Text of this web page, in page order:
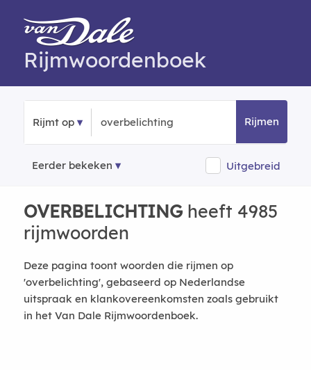
Rijmwoordenboek
Rijmt op Rijmen
Eerder bekeken Uitgebreid
OVERBELICHTINGheeft 4985
rijmwoorden
Deze pagina toont woorden die rijmen op
'overbelichting', gebaseerd op Nederlandse
uitspraak en klankovereenkomsten zoals gebruikt
in het Van Dale Rijmwoordenboek.